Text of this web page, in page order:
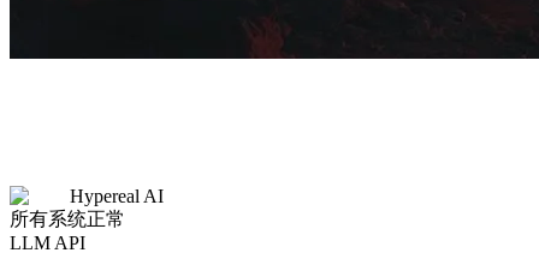
Hypereal AI
所有系统正常
LLM API